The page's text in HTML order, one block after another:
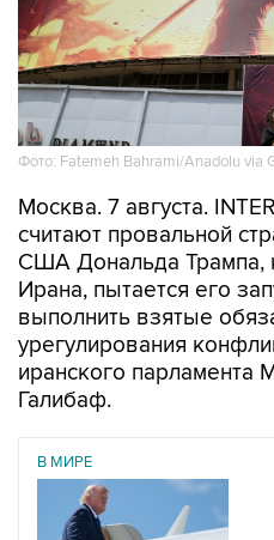
Фото: Fatemeh Bahrami/Anadolu via
Москва. 7 августа.
считают провальной
США Дональда Трампа,
Ирана, пытается его
выполнить взятые
урегулирования
иранского парламента
Галибаф.
В МИРЕ